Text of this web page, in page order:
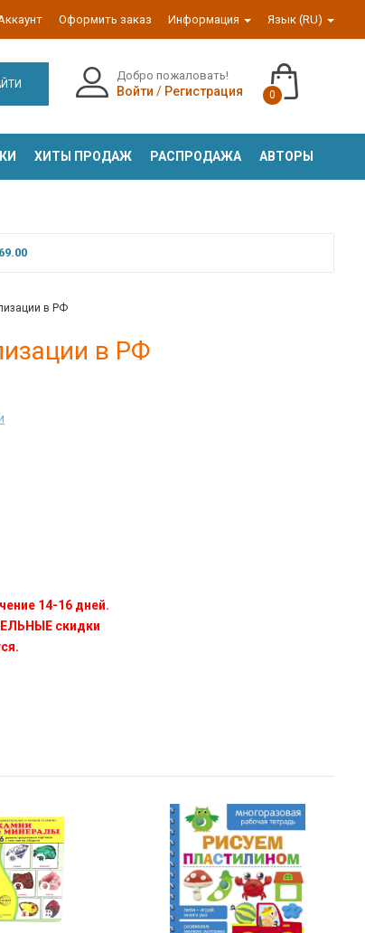
Оформить заказ Информация Язык (RU)
Добро пожаловать!
Войти / Регистрация 0
ХИТЫ ПРОДАЖ РАСПРОДАЖА АВТОРЫ
в РФ
в РФ
14-16 дней.
скидки